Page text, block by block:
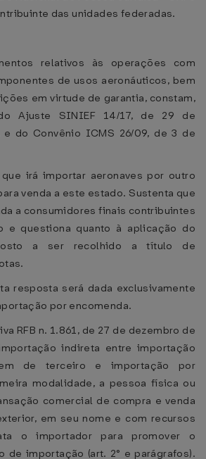
das unidades federadas.
relativos às operações com
de usos aeronáuticos, bem
em virtude de garantia, constam,
Ajuste SINIEF 14/17, de 29 de
e do Convênio ICMS 26/09, de 3 de
irá importar aeronaves por outro
venda a este estado. Sustenta que
a consumidores finais contribuintes
e questiona quanto à aplicação do
a ser recolhido a título de
resposta será dada exclusivamente
por encomenda.
RFB n. 1.861, de 27 de dezembro de
indireta entre importação
de terceiro e importação por
modalidade, a pessoa física ou
comercial de compra e venda
em seu nome e com recursos
o importador para promover o
de importação (art. 2° e parágrafos).